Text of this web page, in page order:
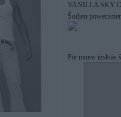
VANILLA SKY
Šodien
Pie mums izsktās